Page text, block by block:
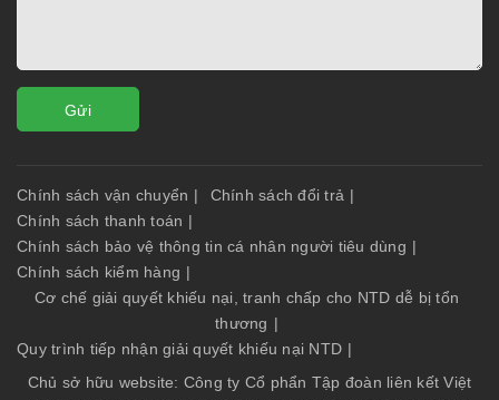
Gửi
Chính sách vận chuyển | Chính sách đổi trả |
Chính sách thanh toán |
Chính sách bảo vệ thông tin cá nhân người tiêu dùng |
Chính sách kiểm hàng |
Cơ chế giải quyết khiếu nại, tranh chấp cho NTD dễ bị tổn
thương |
Quy trình tiếp nhận giải quyết khiếu nại NTD |
Chủ sở hữu website: Công ty Cổ phẩn Tập đoàn liên kết Việt